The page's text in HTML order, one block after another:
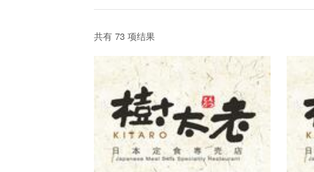
共有 73 项结果